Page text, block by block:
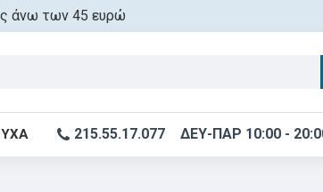
άνω των 45 ευρώ
215.55.17.077 ΔΕΥ-ΠΑΡ 10:00 -